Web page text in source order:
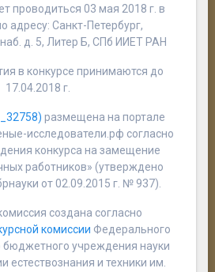
проводиться 03 мая 2018 г. в
адресу: Санкт-Петербург,
д. 5, Литер Б, СПб ИИЕТ РАН
в конкурсе принимаются до
17.04.2018 г.
размещена на портале
исследователи.рф согласно
конкурса на замещение
работников» (утверждено
от 02.09.2015 г. № 937).
создана согласно
комиссии Федерального
бюджетного учреждения науки
естествознания и техники им.